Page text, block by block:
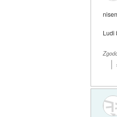
Ludi